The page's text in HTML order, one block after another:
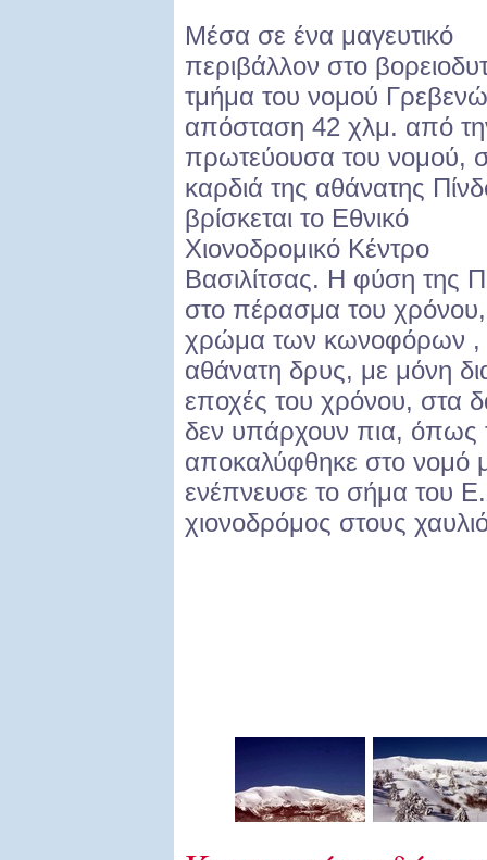
Μέσα σε ένα μαγευτικό
περιβάλλον στο
τμήμα του νομού
απόσταση 42 χλμ. από
πρωτεύουσα του νομού,
καρδιά της αθάνατης
βρίσκεται το Εθνικό
Χιονοδρομικό Κέντρο
Βασιλίτσας. Η φύση της
στο πέρασμα του χρόνου,
χρώμα των κωνοφόρων , η
αθάνατη δρυς, με μόνη
εποχές του χρόνου, στα
δεν υπάρχουν πια, όπως
αποκαλύφθηκε στο νομό
ενέπνευσε το σήμα του
χιονοδρόμος στους